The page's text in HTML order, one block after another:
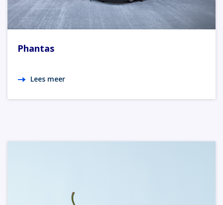
Phantas
Lees meer